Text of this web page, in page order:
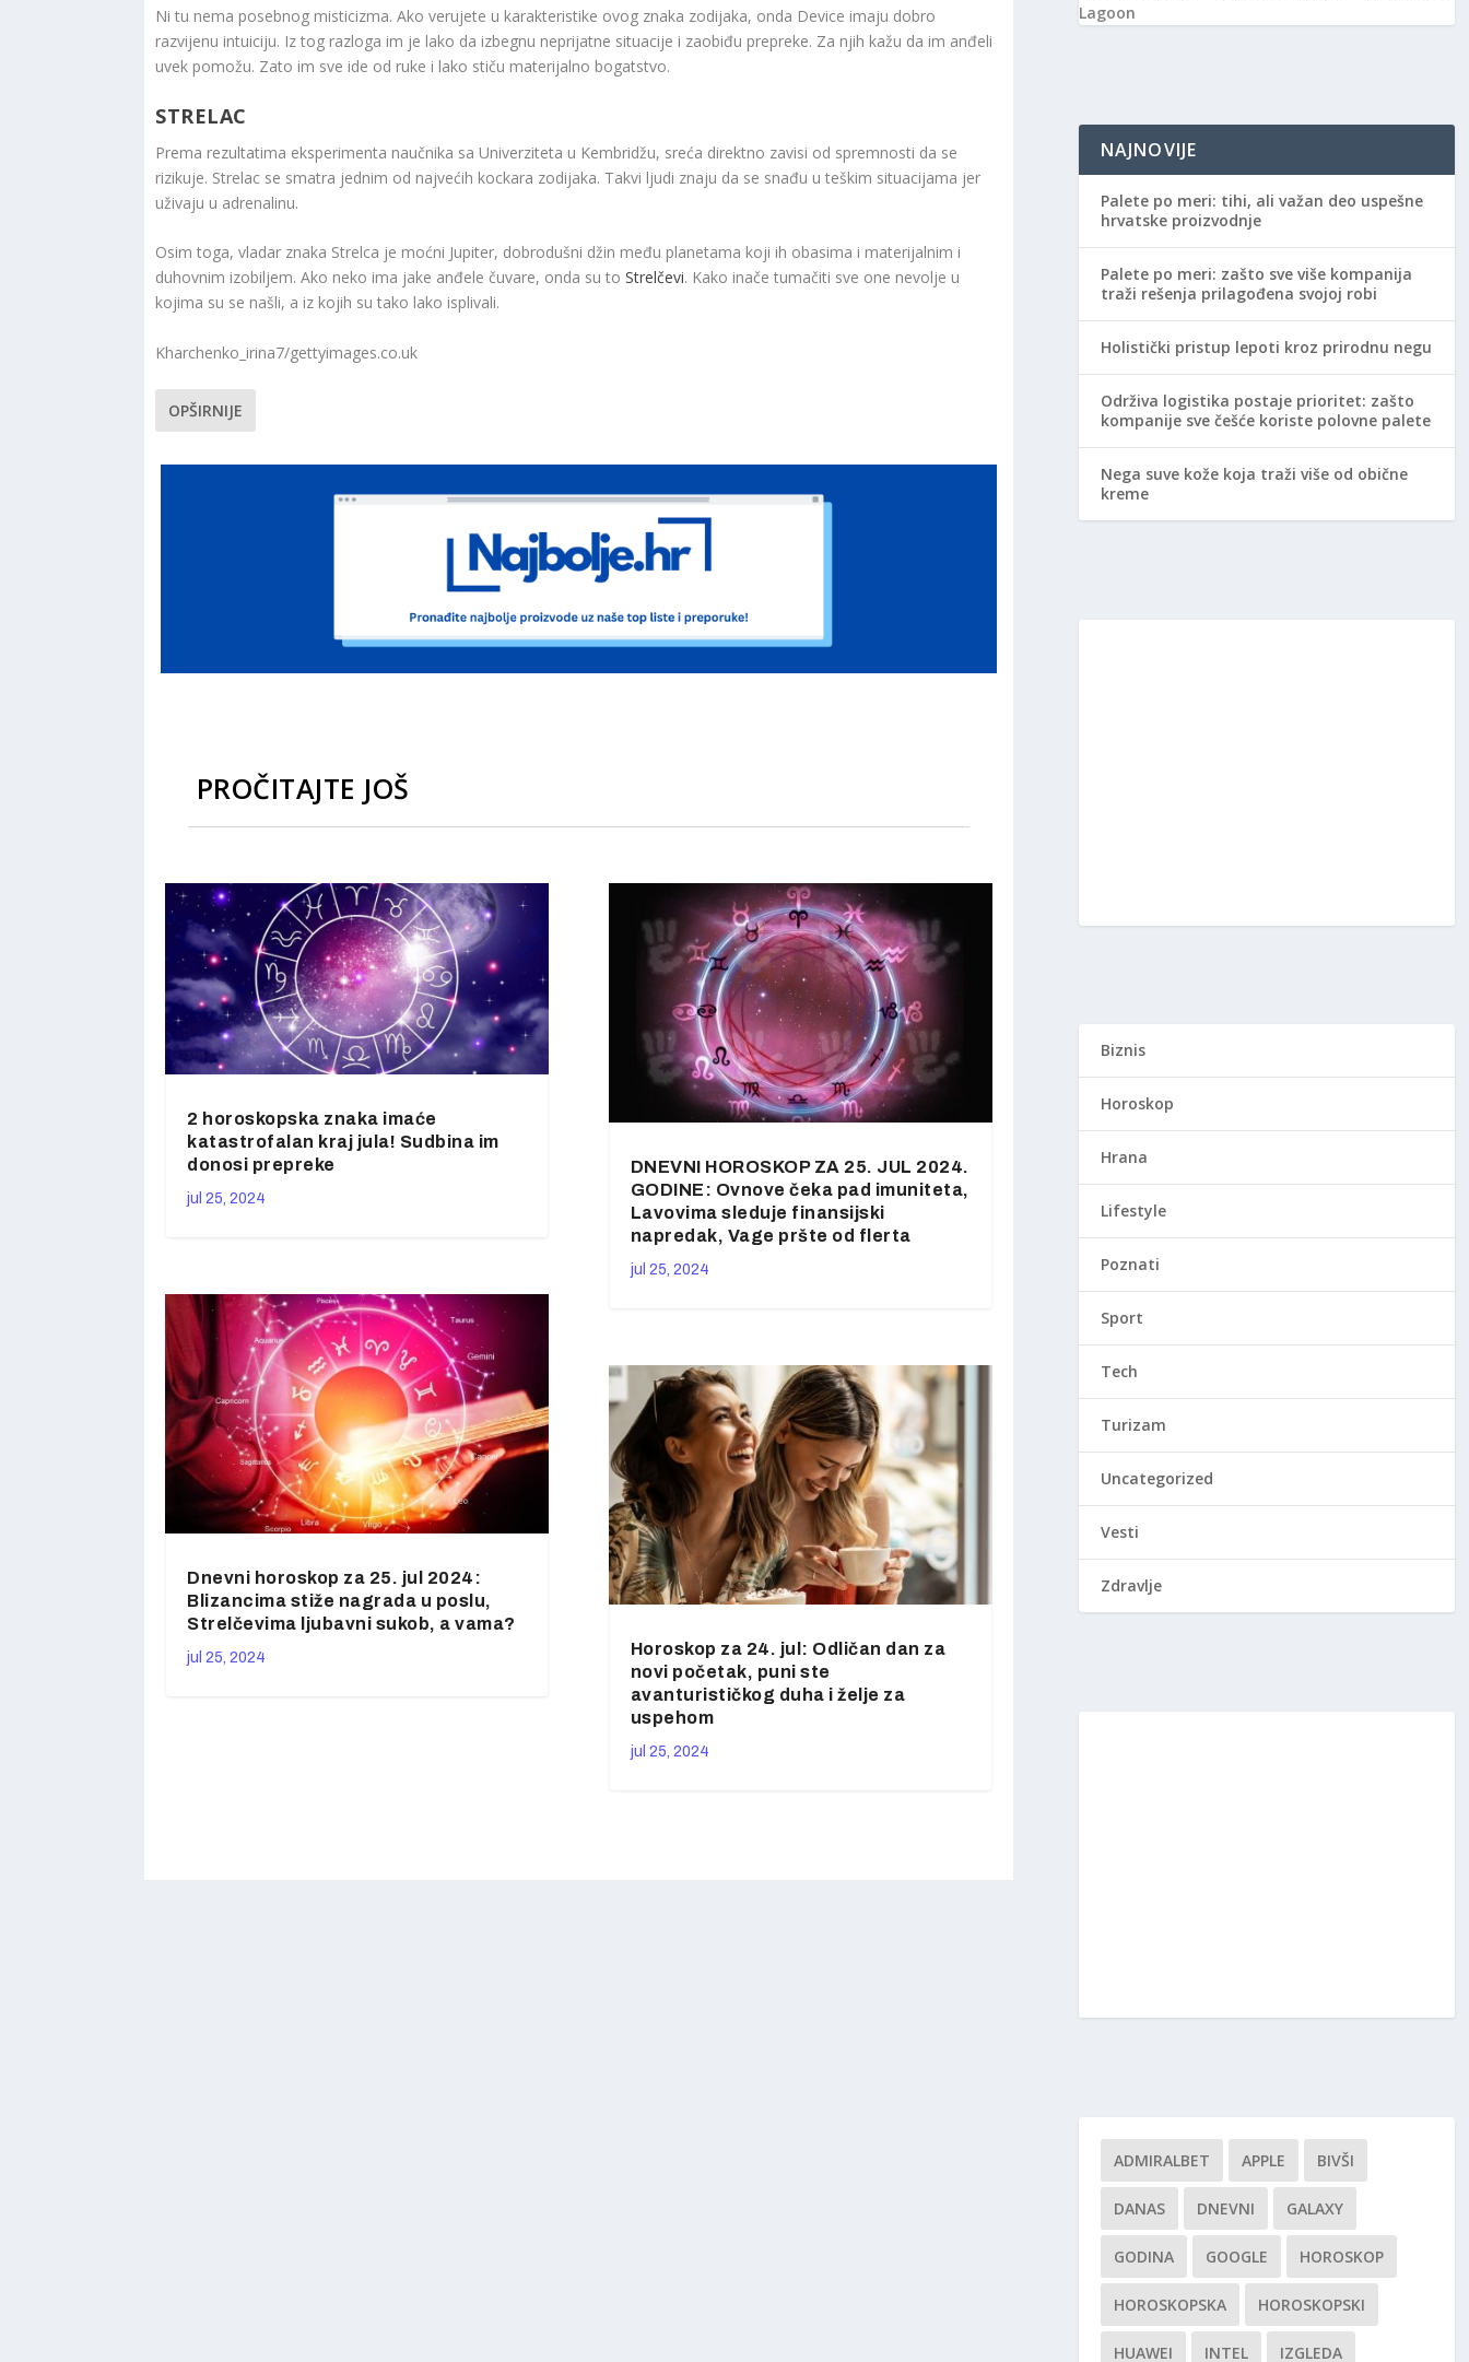
Ni tu nema posebnog misticizma. Ako verujete u karakteristike ovog znaka zodijaka, onda Device imaju dobro
razvijenu intuiciju. Iz tog razloga im je lako da izbegnu neprijatne situacije i zaobiđu prepreke. Za njih kažu da im anđeli
uvek pomožu. Zato im sve ide od ruke i lako stiču materijalno bogatstvo.
STRELAC
Prema rezultatima eksperimenta naučnika sa Univerziteta u Kembridžu, sreća direktno zavisi od spremnosti da se
rizikuje. Strelac se smatra jednim od najvećih kockara zodijaka. Takvi ljudi znaju da se snađu u teškim situacijama jer
uživaju u adrenalinu.
Osim toga, vladar znaka Strelca je moćni Jupiter, dobrodušni džin među planetama koji ih obasima i materijalnim i
duhovnim izobiljem. Ako neko ima jake anđele čuvare, onda su to Strelčevi. Kako inače tumačiti sve one nevolje u
kojima su se našli, a iz kojih su tako lako isplivali.
Kharchenko_irina7/gettyimages.co.uk
OPŠIRNIJE
PROČITAJTE JOŠ
2 horoskopska znaka imaće
katastrofalan kraj jula! Sudbina im
donosi prepreke
jul 25, 2024
Dnevni horoskop za 25. jul 2024:
Blizancima stiže nagrada u poslu,
Strelčevima ljubavni sukob, a vama?
jul 25, 2024
DNEVNI HOROSKOP ZA 25. JUL 2024.
GODINE: Ovnove čeka pad imuniteta,
Lavovima sleduje finansijski
napredak, Vage pršte od flerta
jul 25, 2024
Horoskop za 24. jul: Odličan dan za
novi početak, puni ste
avanturističkog duha i želje za
uspehom
jul 25, 2024
Lagoon
NAJNOVIJE
Palete po meri: tihi, ali važan deo uspešne
hrvatske proizvodnje
Palete po meri: zašto sve više kompanija
traži rešenja prilagođena svojoj robi
Holistički pristup lepoti kroz prirodnu negu
Održiva logistika postaje prioritet: zašto
kompanije sve češće koriste polovne palete
Nega suve kože koja traži više od obične
kreme
Biznis
Horoskop
Hrana
Lifestyle
Poznati
Sport
Tech
Turizam
Uncategorized
Vesti
Zdravlje
ADMIRALBET APPLE BIVŠI
DANAS DNEVNI GALAXY
GODINA GOOGLE HOROSKOP
HOROSKOPSKA HOROSKOPSKI
HUAWEI INTEL IZGLEDA